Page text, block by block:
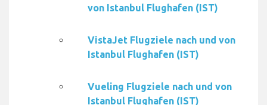
von Istanbul Flughafen (IST)
VistaJet Flugziele nach und von
Istanbul Flughafen (IST)
Vueling Flugziele nach und von
Istanbul Flughafen (IST)